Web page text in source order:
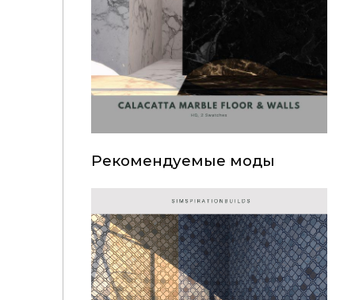
Рекомендуемые моды